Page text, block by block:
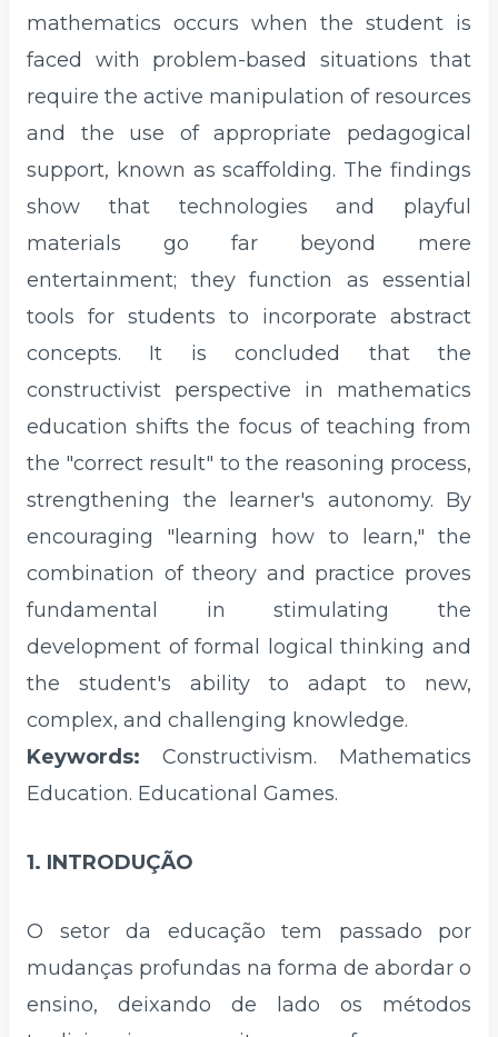
mathematics occurs when the student is
faced with problem-based situations that
require the active manipulation of resources
and the use of appropriate pedagogical
support, known as scaffolding. The findings
show that technologies and playful
materials go far beyond mere
entertainment; they function as essential
tools for students to incorporate abstract
concepts. It is concluded that the
constructivist perspective in mathematics
education shifts the focus of teaching from
the "correct result" to the reasoning process,
strengthening the learner's autonomy. By
encouraging "learning how to learn," the
combination of theory and practice proves
fundamental in stimulating the
development of formal logical thinking and
the student's ability to adapt to new,
complex, and challenging knowledge.
Keywords: Constructivism. Mathematics
Education. Educational Games.
1. INTRODUÇÃO
O setor da educação tem passado por
mudanças profundas na forma de abordar o
ensino, deixando de lado os métodos